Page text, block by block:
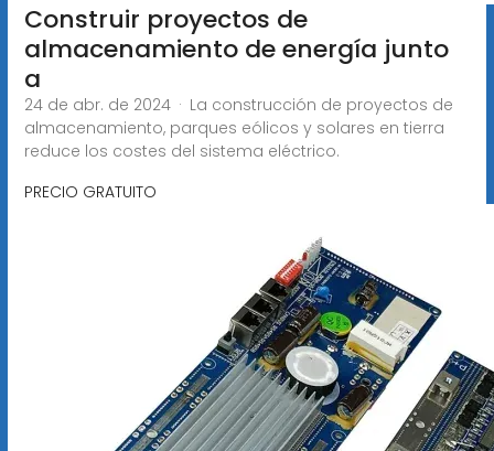
Construir proyectos de
almacenamiento de energía junto
a
24 de abr. de 2024 · La construcción de proyectos de
almacenamiento, parques eólicos y solares en tierra
reduce los costes del sistema eléctrico.
PRECIO GRATUITO